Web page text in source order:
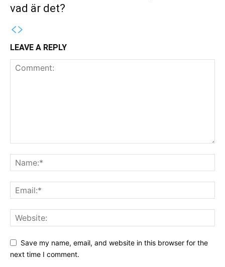
vad är det?
LEAVE A REPLY
Save my name, email, and website in this browser for the
next time I comment.